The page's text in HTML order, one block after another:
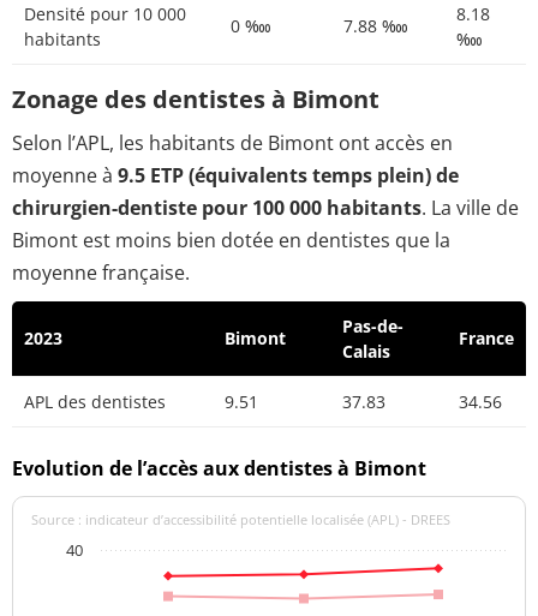
Densité pour 10 000
habitants
0 ‱ 7.88 ‱
8.18
‱
Zonage des dentistes à Bimont
Selon l’APL, les habitants de Bimont ont accès en
moyenne à 9.5 ETP (équivalents temps plein) de
chirurgien-dentiste pour 100 000 habitants. La ville de
Bimont est moins bien dotée en dentistes que la
moyenne française.
2023 Bimont
Pas-de-
Calais
France
APL des dentistes 9.51 37.83 34.56
Evolution de l’accès aux dentistes à Bimont
Source : indicateur d’accessibilité potentielle localisée (APL) - DREES
40